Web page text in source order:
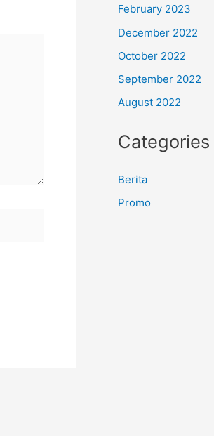
February 2023
December 2022
October 2022
September 2022
August 2022
Categories
Berita
Promo